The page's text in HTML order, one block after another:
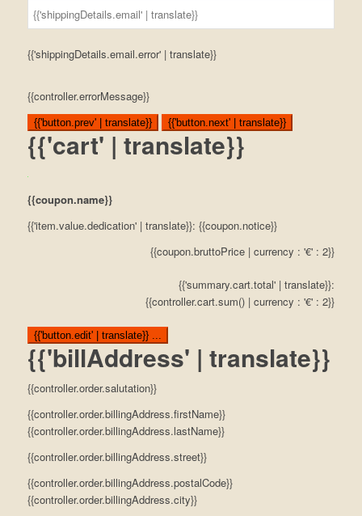
{{'shippingDetails.email.error' | translate}}
{{controller.errorMessage}}
{{'button.prev' | translate}} {{'button.next' | translate}}
{{'cart' | translate}}
{{coupon.name}}
{{'item.value.dedication' | translate}}: {{coupon.notice}}
{{coupon.bruttoPrice | currency : '€' : 2}}
{{'summary.cart.total' | translate}}:
{{controller.cart.sum() | currency : '€' : 2}}
{{'button.edit' | translate}} ...
{{'billAddress' | translate}}
{{controller.order.salutation}}
{{controller.order.billingAddress.firstName}}
{{controller.order.billingAddress.lastName}}
{{controller.order.billingAddress.street}}
{{controller.order.billingAddress.postalCode}}
{{controller.order.billingAddress.city}}